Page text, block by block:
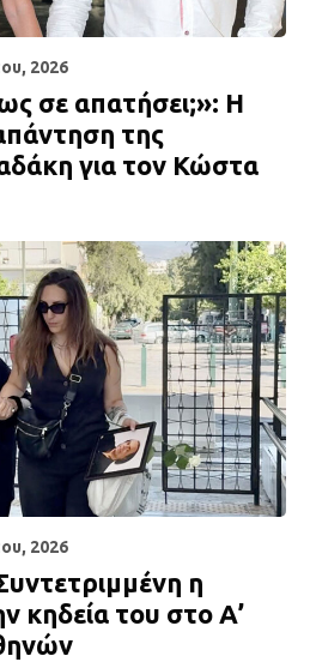
2026
σε απατήσει;»: Η
της
για τον Κώστα
2026
η
κηδεία του στο Α’